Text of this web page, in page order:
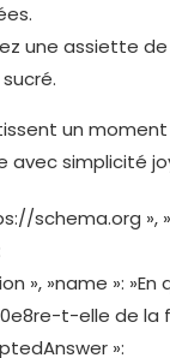
une assiette
un
avec simplicité
schema.org »,
», »name »:
t-elle de la
»: